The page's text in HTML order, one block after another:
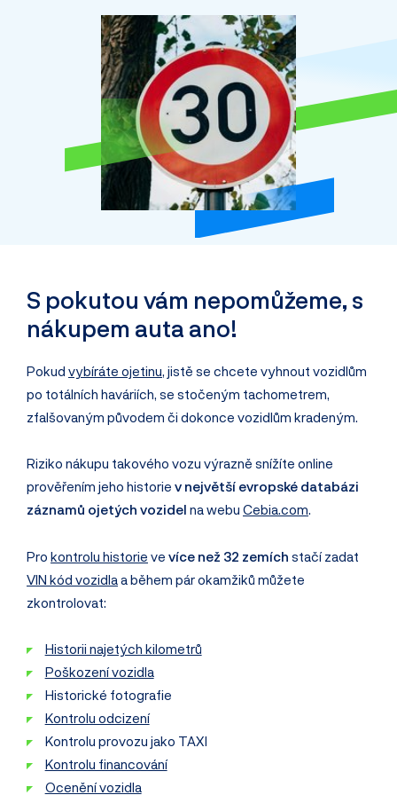
S pokutou vám nepomůžeme, s
nákupem auta ano!
Pokud vybíráte ojetinu, jistě se chcete vyhnout vozidlům
po totálních haváriích, se stočeným tachometrem,
zfalšovaným původem či dokonce vozidlům kradeným.
Riziko nákupu takového vozu výrazně snížíte online
prověřením jeho historie v největší evropské databázi
záznamů ojetých vozidel na webu Cebia.com.
Pro kontrolu historie ve více než 32 zemích stačí zadat
VIN kód vozidla a během pár okamžiků můžete
zkontrolovat:
Historii najetých kilometrů
Poškození vozidla
Historické fotografie
Kontrolu odcizení
Kontrolu provozu jako TAXI
Kontrolu financování
Ocenění vozidla